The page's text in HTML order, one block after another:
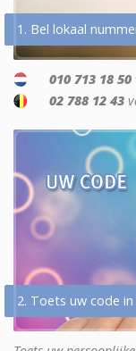
1. Bel lokaal
010 713 18 50
02 788 12 43
2. Toets uw code in